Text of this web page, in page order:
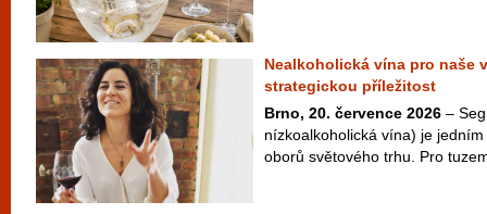
Nealkoholická vína pro naše
strategickou příležitost
Brno, 20. července 2026 –
nízkoalkoholická vína) je
oborů světového trhu. Pro